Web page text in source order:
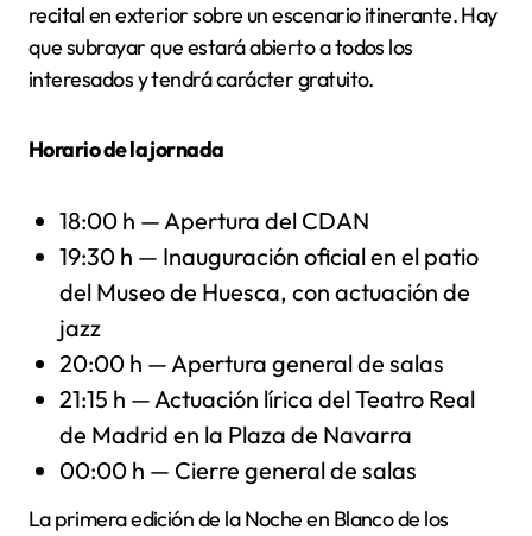
recital en exterior sobre un escenario itinerante. Hay
que subrayar que estará abierto a todos los
interesados y tendrá carácter gratuito.
Horario de la jornada
18:00 h — Apertura del CDAN
19:30 h — Inauguración oficial en el patio
del Museo de Huesca, con actuación de
jazz
20:00 h — Apertura general de salas
21:15 h — Actuación lírica del Teatro Real
de Madrid en la Plaza de Navarra
00:00 h — Cierre general de salas
La primera edición de la Noche en Blanco de los